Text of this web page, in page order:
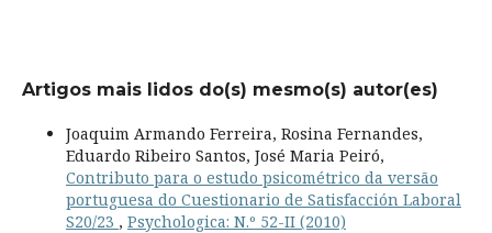
Artigos mais lidos do(s) mesmo(s) autor(es)
Joaquim Armando Ferreira, Rosina Fernandes,
Eduardo Ribeiro Santos, José Maria Peiró,
Contributo para o estudo psicométrico da versão
portuguesa do Cuestionario de Satisfacción Laboral
S20/23 , Psychologica: N.º 52-II (2010)